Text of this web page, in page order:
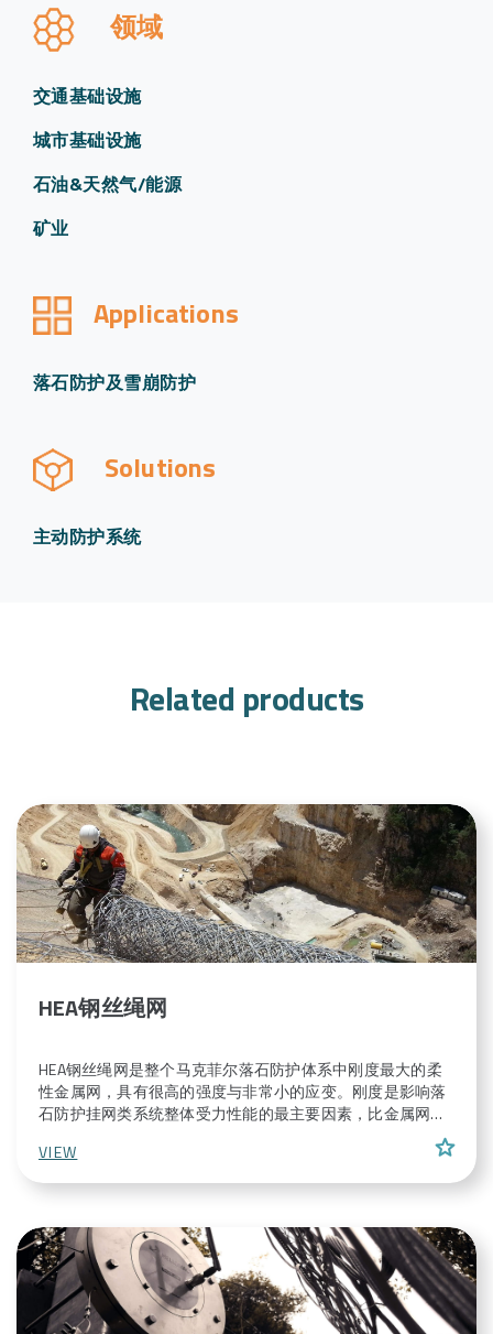
领域
交通基础设施
城市基础设施
石油&天然气/能源
矿业
Applications
落石防护及雪崩防护
Solutions
主动防护系统
Related products
HEA钢丝绳网
HEA钢丝绳网是整个马克菲尔落石防护体系中刚度最大的柔
性金属网，具有很高的强度与非常小的应变。刚度是影响落
石防护挂网类系统整体受力性能的最主要因素，比金属网强
织而成，网中钢丝绳的交叉节点采用特殊的“双股钢丝缠绕”
方式固定。
VIEW star